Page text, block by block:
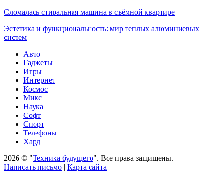
Сломалась стиральная машина в съёмной квартире
Эстетика и функциональность: мир теплых алюминиевых
систем
Авто
Гаджеты
Игры
Интернет
Космос
Микс
Наука
Софт
Спорт
Телефоны
Хард
2026 © "Техника будущего". Все права защищены.
Написать письмо | Карта сайта